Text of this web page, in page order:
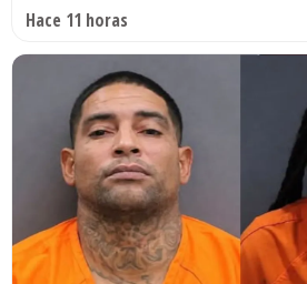
Hace 11 horas